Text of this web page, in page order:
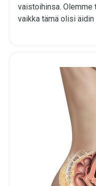
vaistoihinsa.
vaikka tämä olisi